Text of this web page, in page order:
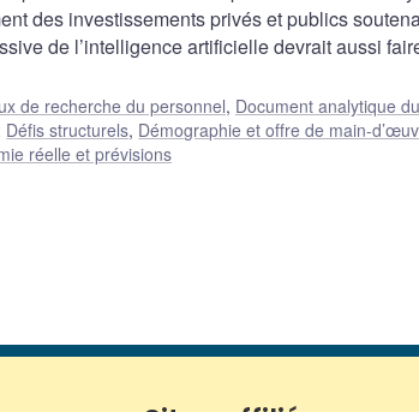
des investissements privés et publics
de l’intelligence artificielle devrait aussi
de recherche du personnel, Document analytique
Défis structurels, Démographie et offre de main-
réelle et prévisions